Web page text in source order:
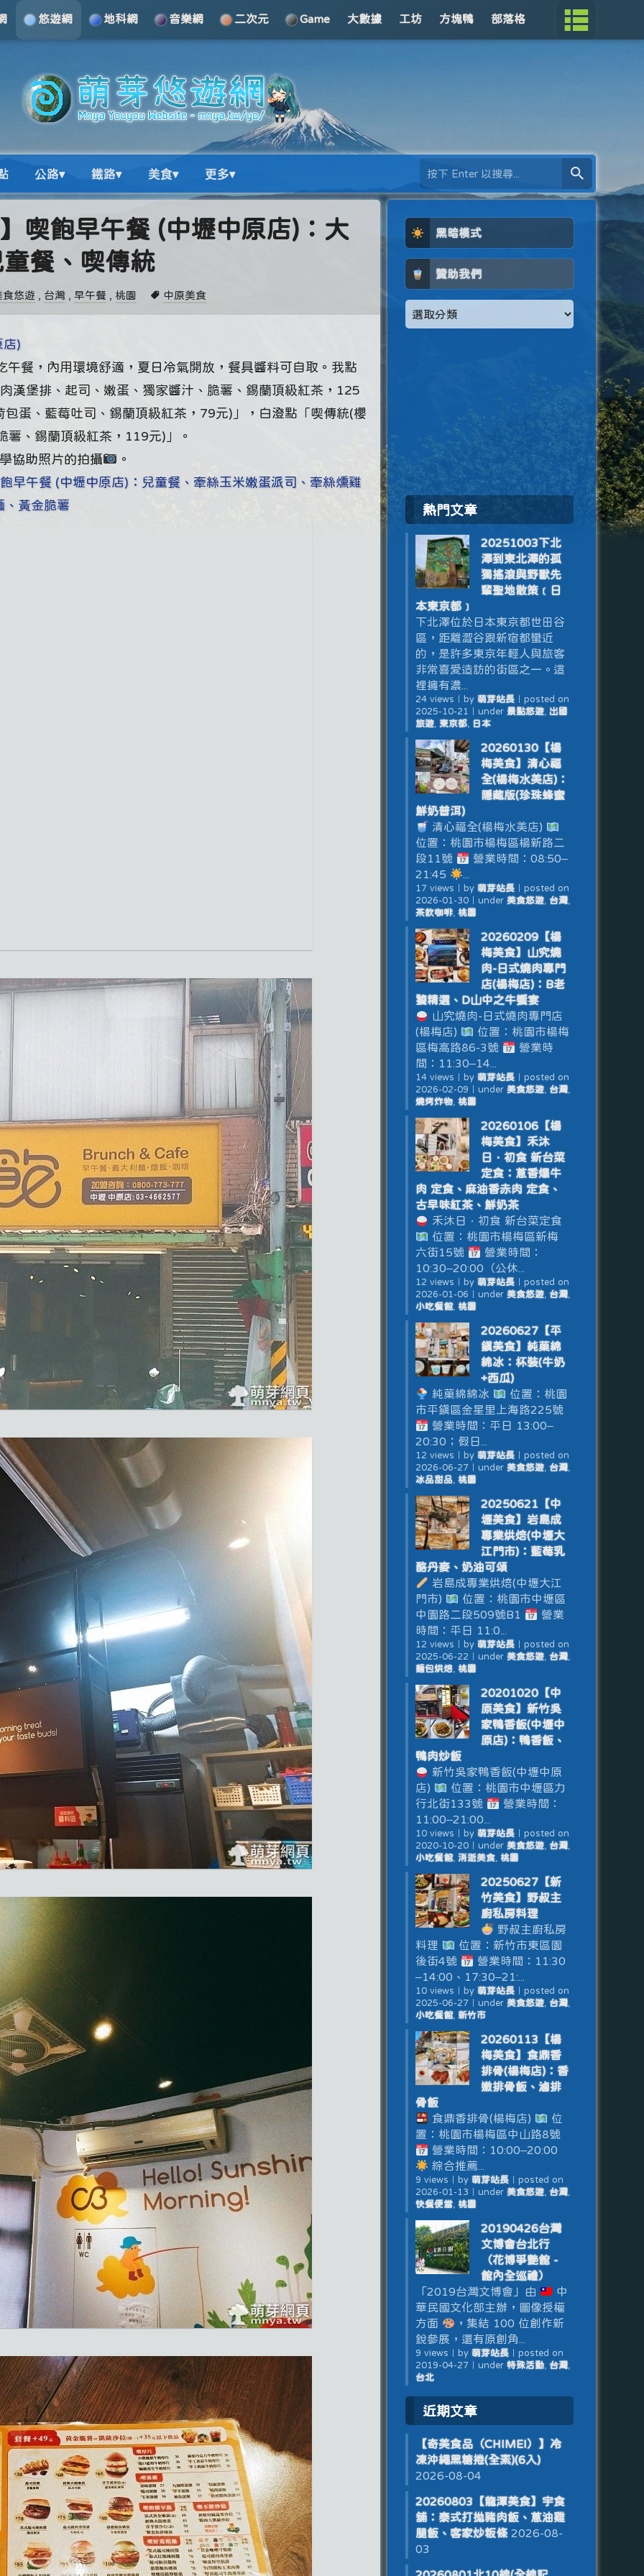
悠遊網 地科網 音樂網 二次元 Game 大數據 工坊 方塊鴨 部落格
公路▾ 鐵路▾ 美食▾ 更多▾
喫飽早午餐 (中壢中原店)：大
餐、喫傳統
食悠遊 , 台灣 ,早午餐 , 桃園 中原美食
店)
餐，內用環境舒適，夏日冷氣開放，餐具醬料可自取。我點
漢堡排、起司、嫩蛋、獨家醬汁、脆薯、錫蘭頂級紅茶，125
蛋、藍莓吐司、錫蘭頂級紅茶，79元)」，白澄點「喫傳統(櫻
薯、錫蘭頂級紅茶，119元)」。
協助照片的拍攝
。
早午餐 (中壢中原店)：兒童餐、牽絲玉米嫩蛋派司、牽絲燻雞
、黃金脆薯
黑暗模式
贊助我們
熱門文章
20251003下北
澤到東北澤的孤
獨搖滾與野獸先
輩聖地散策﹝日
本東京都﹞
下北澤位於日本東京都世田谷
區，距離澀谷跟新宿都蠻近
的，是許多東京年輕人與旅客
非常喜愛造訪的街區之一。這
裡擁有濃...
24 views by 萌芽站長｜ posted on
2025-10-21
under 景點悠遊, 出國
旅遊, 東京都, 日本
20260130【楊
梅美食】清心福
全(楊梅水美店)：
隱藏版(珍珠蜂蜜
鮮奶普洱)
清心福全(楊梅水美店)
位置：桃園市楊梅區楊新路二
段11號
營業時間：08:50–
21:45
17 views by 萌芽站長｜ posted on
2026-01-30｜ under 美食悠遊, 台灣,
茶飲咖啡, 桃園
20260209【楊
梅美食】山究燒
肉-日式燒肉專門
店(楊梅店)：B老
饕精選、D山中之牛饗宴
山究燒肉-日式燒肉專門店
(楊梅店)
位置：桃園市楊梅
區梅高路86-3號
營業時
間：11:30–14...
14 views by 萌芽站長｜ posted on
2026-02-09
under 美食悠遊, 台灣,
燒烤炸物, 桃園
20260106【楊
梅美食】禾沐
日．初食 新台菜
定食：蔥香爆牛
肉 定食、麻油香赤肉 定食、
古早味紅茶、鮮奶茶
禾沐日．初食 新台菜定食
位置：桃園市楊梅區新梅
六街15號
營業時間：
10:30–20:00（公休...
12 views by 萌芽站長｜ posted on
2026-01-06
under 美食悠遊, 台灣,
小吃餐館, 桃園
20260627【平
鎮美食】純菓綿
綿冰：杯裝(牛奶
+西瓜)
純菓綿綿冰
位置：桃園
市平鎮區金星里上海路225號
營業時間：平日 13:00–
20:30；假日...
12 views by 萌芽站長｜ posted on
2026-06-27
under 美食悠遊, 台灣,
冰品甜品, 桃園
20250621【中
壢美食】岩島成
專業烘焙(中壢大
江門市)：藍莓乳
酪丹麥、奶油可頌
岩島成專業烘焙(中壢大江
門市)
位置：桃園市中壢區
中園路二段509號B1
營業
時間：平日 11:0...
12 views by 萌芽站長｜ posted on
2025-06-22
under 美食悠遊, 台灣,
麵包烘焙, 桃園
20201020【中
原美食】新竹吳
家鴨香飯(中壢中
原店)：鴨香飯、
鴨肉炒飯
新竹吳家鴨香飯(中壢中原
店)
位置：桃園市中壢區力
行北街133號
營業時間：
11:00–21:00...
10 views by 萌芽站長｜ posted on
2020-10-20｜ under 美食悠遊, 台灣,
小吃餐館, 消逝美食, 桃園
20250627【新
竹美食】野叔主
廚私房料理
野叔主廚私房
料理
位置：新竹市東區園
後街4號
營業時間：11:30
–14:00、17:30–21:...
10 views by 萌芽站長｜ posted on
2025-06-27
under 美食悠遊, 台灣,
小吃餐館, 新竹市
20260113【楊
梅美食】食鼎香
排骨(楊梅店)：香
嫩排骨飯、滷排
骨飯
食鼎香排骨(楊梅店)
位
置：桃園市楊梅區中山路8號
營業時間：10:00–20:00
綜合推薦...
9 views by 萌芽站長｜ posted on
2026-01-13
under 美食悠遊, 台灣,
快餐便當, 桃園
20190426台灣
文博會台北行
（花博爭艷館 -
館內全巡禮）
「2019台灣文博會」由
中
華民國文化部主辦，圖像授權
方面
，集結 100 位創作新
銳參展，還有原創角...
9 views by 萌芽站長｜ posted on
2019-04-27
under 特殊活動, 台灣,
台北
近期文章
【奇美食品（CHIMEI）】冷
凍沖繩黑糖捲(全素)(6入)
2026-08-04
20260803【龍潭美食】宇食
舖：泰式打拋豬肉飯、蔥油雞
腿飯、客家炒粄條 2026-08-
03